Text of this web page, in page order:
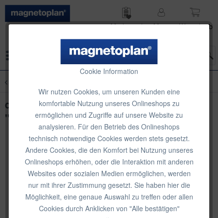
Merk­zettel
Mein
Waren­korb
Cookie Information
Wir nutzen Cookies, um unseren Kunden eine
komfortable Nutzung unseres Onlineshops zu
ermöglichen und Zugriffe auf unsere Website zu
analysieren. Für den Betrieb des Onlineshops
technisch notwendige Cookies werden stets gesetzt.
Andere Cookies, die den Komfort bei Nutzung unseres
Onlineshops erhöhen, oder die Interaktion mit anderen
Websites oder sozialen Medien ermöglichen, werden
nur mit ihrer Zustimmung gesetzt. Sie haben hier die
Möglichkeit, eine genaue Auswahl zu treffen oder allen
Cookies durch Anklicken von "Alle bestätigen"
deflecto Wandprospekthalter
"DocuPocket", magnetisch